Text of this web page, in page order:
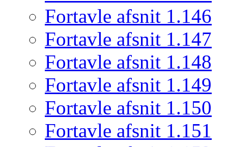
Fortavle afsnit 1.146
Fortavle afsnit 1.147
Fortavle afsnit 1.148
Fortavle afsnit 1.149
Fortavle afsnit 1.150
Fortavle afsnit 1.151